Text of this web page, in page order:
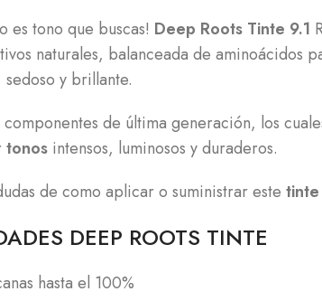
es tono que buscas! Deep Roots Tinte 9.1
naturales, balanceada de aminoácidos
y brillante.
de última generación, los
tonos intensos, luminosos y duraderos.
de como aplicar o suministrar este tinte
DEEP ROOTS TINTE
hasta el 100%